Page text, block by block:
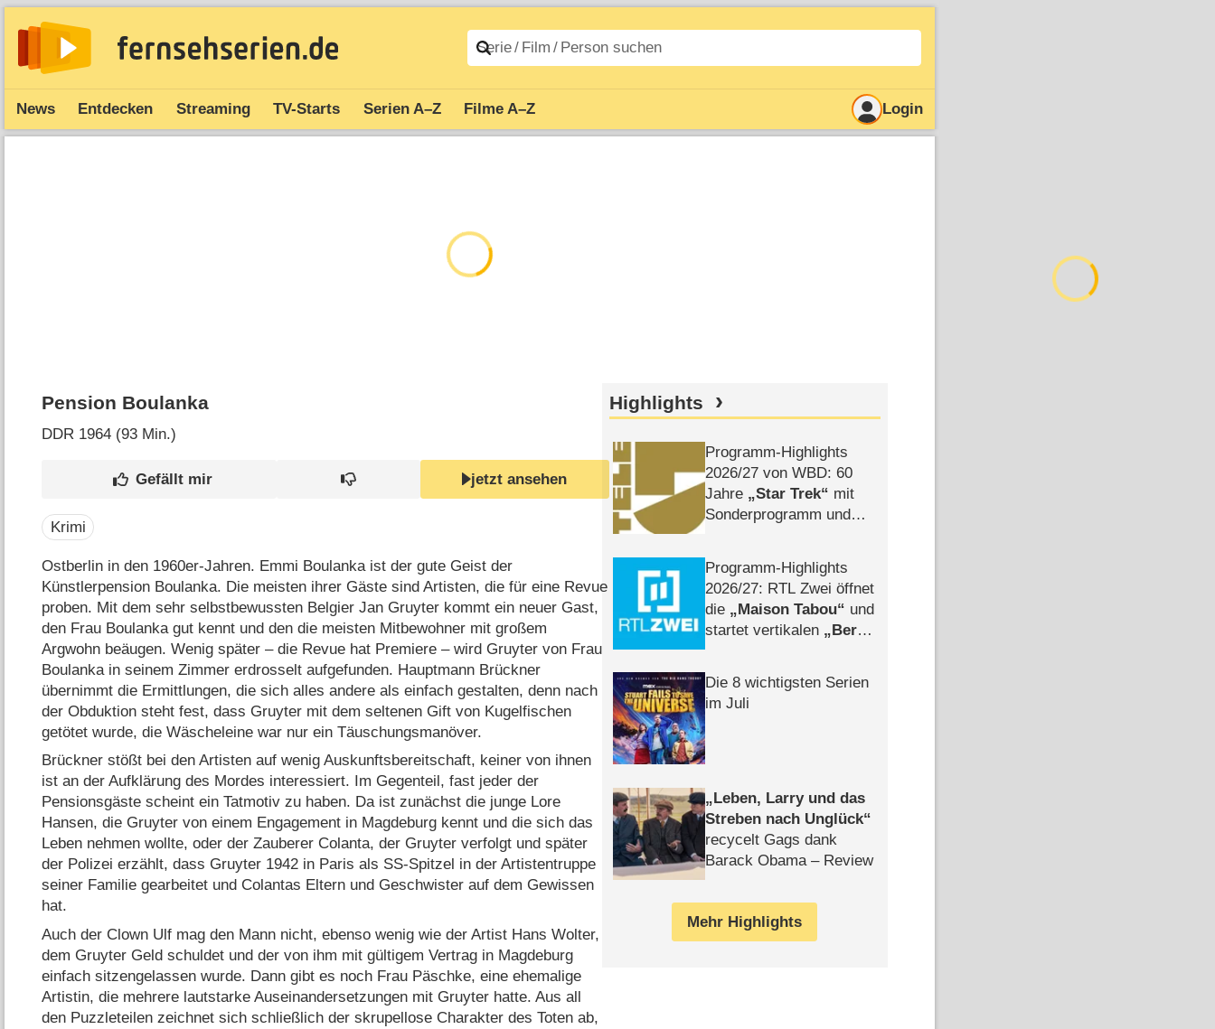
News Entdecken Streaming TV-Starts Serien A–Z Filme A–Z Login
Pension Boulanka
DDR 1964 (93 Min.)
jetzt ansehen
Krimi
Ostberlin in den 1960er-Jahren. Emmi Boulanka ist der gute Geist der
Künstlerpension Boulanka. Die meisten ihrer Gäste sind Artisten, die für eine Revue
proben. Mit dem sehr selbstbewussten Belgier Jan Gruyter kommt ein neuer Gast,
den Frau Boulanka gut kennt und den die meisten Mitbewohner mit großem
Argwohn beäugen. Wenig später – die Revue hat Premiere – wird Gruyter von Frau
Boulanka in seinem Zimmer erdrosselt aufgefunden. Hauptmann Brückner
übernimmt die Ermittlungen, die sich alles andere als einfach gestalten, denn nach
der Obduktion steht fest, dass Gruyter mit dem seltenen Gift von Kugelfischen
getötet wurde, die Wäscheleine war nur ein Täuschungsmanöver.
Brückner stößt bei den Artisten auf wenig Auskunftsbereitschaft, keiner von ihnen
ist an der Aufklärung des Mordes interessiert. Im Gegenteil, fast jeder der
Pensionsgäste scheint ein Tatmotiv zu haben. Da ist zunächst die junge Lore
Hansen, die Gruyter von einem Engagement in Magdeburg kennt und die sich das
Leben nehmen wollte, oder der Zauberer Colanta, der Gruyter verfolgt und später
der Polizei erzählt, dass Gruyter 1942 in Paris als SS-Spitzel in der Artistentruppe
seiner Familie gearbeitet und Colantas Eltern und Geschwister auf dem Gewissen
hat.
Auch der Clown Ulf mag den Mann nicht, ebenso wenig wie der Artist Hans Wolter,
dem Gruyter Geld schuldet und der von ihm mit gültigem Vertrag in Magdeburg
einfach sitzengelassen wurde. Dann gibt es noch Frau Päschke, eine ehemalige
Artistin, die mehrere lautstarke Auseinandersetzungen mit Gruyter hatte. Aus all
den Puzzleteilen zeichnet sich schließlich der skrupellose Charakter des Toten ab,
Highlights
Programm-Highlights
2026/​27 von WBD: 60
Jahre
Star Trek
mit
Sonderprogramm und
Programm-Highlights
2026/​27: RTL Zwei öffnet
die
Maison Tabou
und
startet vertikalen
Berlin
Die 8 wichtigsten Serien
im Juli
Leben, Larry und das
Streben nach Unglück
recycelt Gags dank
Barack Obama – Review
Mehr Highlights